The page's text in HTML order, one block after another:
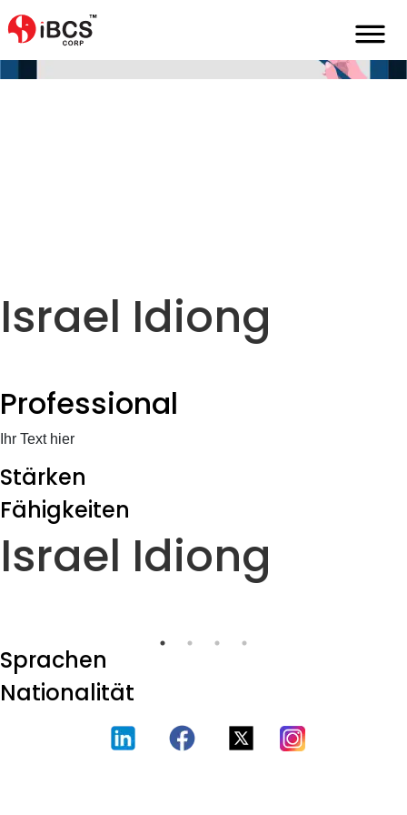
Israel
Israel Idiong
Professional
Ihr Text hier
Stärken
Fähigkeiten
Israel Idiong
Sprachen
Nationalität